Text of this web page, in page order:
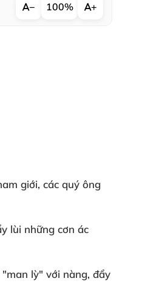
− 100% +
giới, các quý ông
lùi những cơn ác
lỳ" với nàng, đẩy